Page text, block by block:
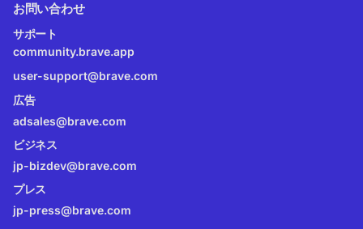
お問い合わせ
サポート
community.brave.app
user-support@brave.com
広告
adsales@brave.com
ビジネス
jp-bizdev@brave.com
プレス
jp-press@brave.com